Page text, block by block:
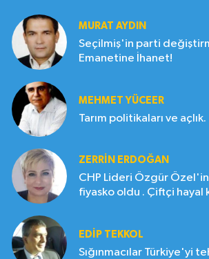
MURAT AYDIN
Seçilmiş'in parti
Emanetine İhanet!
MEHMET YÜCEER
Tarım politikaları ve açlık.
ZERRIN ERDOĞAN
CHP Lideri Özgür Özel'in
fiyasko oldu . Çiftçi hayal
EDIP TEKKOL
Sığınmacılar Türkiye'yi